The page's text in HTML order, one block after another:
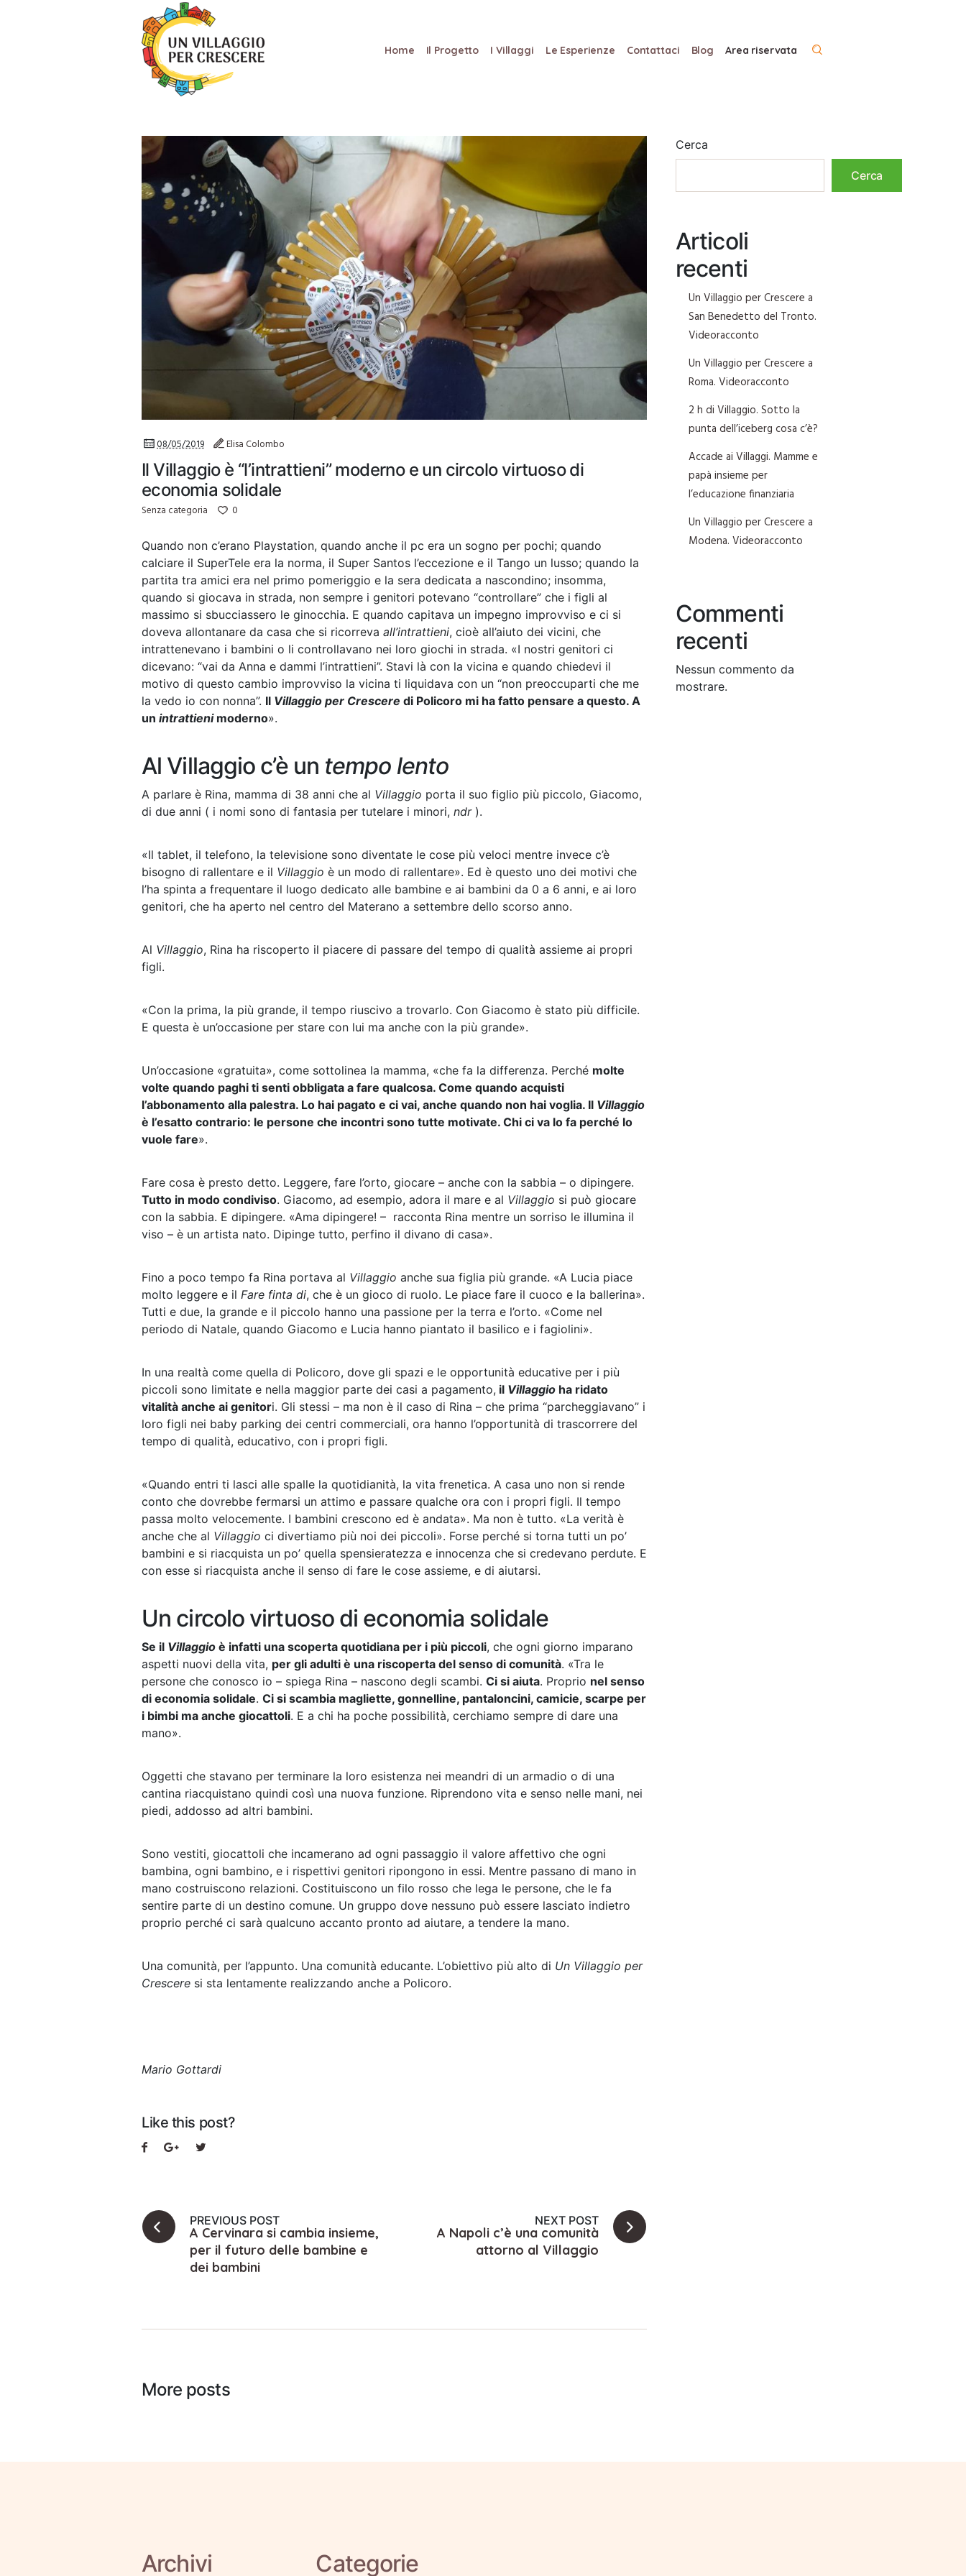
Home Il Progetto I Villaggi Le Esperienze Contattaci Blog Area riservata
08/05/2019 Elisa Colombo
Il Villaggio è “l’intrattieni” moderno e un circolo virtuoso di
economia solidale
Senza categoria 0
Quando non c’erano Playstation, quando anche il pc era un sogno per pochi; quando
calciare il SuperTele era la norma, il Super Santos l’eccezione e il Tango un lusso; quando la
partita tra amici era nel primo pomeriggio e la sera dedicata a nascondino; insomma,
quando si giocava in strada, non sempre i genitori potevano “controllare” che i figli al
massimo si sbucciassero le ginocchia. E quando capitava un impegno improvviso e ci si
doveva allontanare da casa che si ricorreva all’intrattieni, cioè all’aiuto dei vicini, che
intrattenevano i bambini o li controllavano nei loro giochi in strada. «I nostri genitori ci
dicevano: “vai da Anna e dammi l’intrattieni”. Stavi là con la vicina e quando chiedevi il
motivo di questo cambio improvviso la vicina ti liquidava con un “non preoccuparti che me
la vedo io con nonna”. Il Villaggio per Crescere di Policoro mi ha fatto pensare a questo. A
un intrattienimoderno».
Al Villaggio c’è un tempo lento
A parlare è Rina, mamma di 38 anni che al Villaggio porta il suo figlio più piccolo, Giacomo,
di due anni ( i nomi sono di fantasia per tutelare i minori, ndr).
«Il tablet, il telefono, la televisione sono diventate le cose più veloci mentre invece c’è
bisogno di rallentare e il Villaggio è un modo di rallentare». Ed è questo uno dei motivi che
l’ha spinta a frequentare il luogo dedicato alle bambine e ai bambini da 0 a 6 anni, e ai loro
genitori, che ha aperto nel centro del Materano a settembre dello scorso anno.
Al Villaggio, Rina ha riscoperto il piacere di passare del tempo di qualità assieme ai propri
figli.
«Con la prima, la più grande, il tempo riuscivo a trovarlo. Con Giacomo è stato più difficile.
E questa è un’occasione per stare con lui ma anche con la più grande».
Un’occasione «gratuita», come sottolinea la mamma, «che fa la differenza. Perché molte
volte quando paghi ti senti obbligata a fare qualcosa. Come quando acquisti
l’abbonamento alla palestra. Lo hai pagato e ci vai, anche quando non hai voglia. Il Villaggio
è l’esatto contrario: le persone che incontri sono tutte motivate. Chi ci va lo fa perché lo
vuole fare».
Fare cosa è presto detto. Leggere, fare l’orto, giocare – anche con la sabbia – o dipingere.
Tutto in modo condiviso. Giacomo, ad esempio, adora il mare e al Villaggio si può giocare
con la sabbia. E dipingere. «Ama dipingere! – racconta Rina mentre un sorriso le illumina il
viso – è un artista nato. Dipinge tutto, perfino il divano di casa».
Fino a poco tempo fa Rina portava al Villaggio anche sua figlia più grande. «A Lucia piace
molto leggere e il Fare finta di, che è un gioco di ruolo. Le piace fare il cuoco e la ballerina».
Tutti e due, la grande e il piccolo hanno una passione per la terra e l’orto. «Come nel
periodo di Natale, quando Giacomo e Lucia hanno piantato il basilico e i fagiolini».
In una realtà come quella di Policoro, dove gli spazi e le opportunità educative per i più
piccoli sono limitate e nella maggior parte dei casi a pagamento, il Villaggio ha ridato
vitalità anche ai genitori. Gli stessi – ma non è il caso di Rina – che prima “parcheggiavano” i
loro figli nei baby parking dei centri commerciali, ora hanno l’opportunità di trascorrere del
tempo di qualità, educativo, con i propri figli.
«Quando entri ti lasci alle spalle la quotidianità, la vita frenetica. A casa uno non si rende
conto che dovrebbe fermarsi un attimo e passare qualche ora con i propri figli. Il tempo
passa molto velocemente. I bambini crescono ed è andata». Ma non è tutto. «La verità è
anche che al Villaggio ci divertiamo più noi dei piccoli». Forse perché si torna tutti un po’
bambini e si riacquista un po’ quella spensieratezza e innocenza che si credevano perdute. E
con esse si riacquista anche il senso di fare le cose assieme, e di aiutarsi.
Un circolo virtuoso di economia solidale
Se il Villaggio è infatti una scoperta quotidiana per i più piccoli, che ogni giorno imparano
aspetti nuovi della vita, per gli adulti è una riscoperta del senso di comunità. «Tra le
persone che conosco io – spiega Rina – nascono degli scambi. Ci si aiuta. Proprio nel senso
di economia solidale. Ci si scambia magliette, gonnelline, pantaloncini, camicie, scarpe per
i bimbi ma anche giocattoli. E a chi ha poche possibilità, cerchiamo sempre di dare una
mano».
Oggetti che stavano per terminare la loro esistenza nei meandri di un armadio o di una
cantina riacquistano quindi così una nuova funzione. Riprendono vita e senso nelle mani, nei
piedi, addosso ad altri bambini.
Sono vestiti, giocattoli che incamerano ad ogni passaggio il valore affettivo che ogni
bambina, ogni bambino, e i rispettivi genitori ripongono in essi. Mentre passano di mano in
mano costruiscono relazioni. Costituiscono un filo rosso che lega le persone, che le fa
sentire parte di un destino comune. Un gruppo dove nessuno può essere lasciato indietro
proprio perché ci sarà qualcuno accanto pronto ad aiutare, a tendere la mano.
Una comunità, per l’appunto. Una comunità educante. L’obiettivo più alto di Un Villaggio per
Crescere si sta lentamente realizzando anche a Policoro.
Mario Gottardi
Like this post?
PREVIOUS POST
A Cervinara si cambia insieme,
per il futuro delle bambine e
dei bambini
NEXT POST
A Napoli c’è una comunità
attorno al Villaggio
More posts
Cerca
Cerca
Articoli
recenti
Un Villaggio per Crescere a
San Benedetto del Tronto.
Videoracconto
Un Villaggio per Crescere a
Roma. Videoracconto
2 h di Villaggio. Sotto la
punta dell’iceberg cosa c’è?
Accade ai Villaggi. Mamme e
papà insieme per
l’educazione finanziaria
Un Villaggio per Crescere a
Modena. Videoracconto
Commenti
recenti
Nessun commento da
mostrare.
Archivi Categorie